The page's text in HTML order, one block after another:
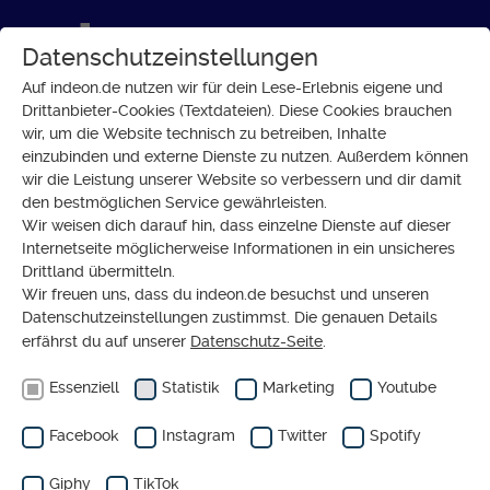
GESELLSCHAFT
Tiergestützte Therapie: Wie
Tiere bei Depressionen helfen
Ergänzender redaktioneller Inhalt von
Eigentlich haben wir hier einen tollen Inhalt von
Datenschutzeinstellungen
Auf indeon.de nutzen wir für dein Lese-Erlebnis eigene und
Drittanbieter-Cookies (Textdateien). Diese Cookies brauchen
wir, um die Website technisch zu betreiben, Inhalte
einzubinden und externe Dienste zu nutzen. Außerdem können
wir die Leistung unserer Website so verbessern und dir damit
den bestmöglichen Service gewährleisten.
Wir weisen dich darauf hin, dass einzelne Dienste auf dieser
Internetseite möglicherweise Informationen in ein unsicheres
Drittland übermitteln.
Wir freuen uns, dass du indeon.de besuchst und unseren
Datenschutzeinstellungen zustimmst. Die genauen Details
erfährst du auf unserer Datenschutz-Seite
Essenziell Statistik Marketing Youtube
Facebook Instagram Twitter Spotify
Giphy TikTok